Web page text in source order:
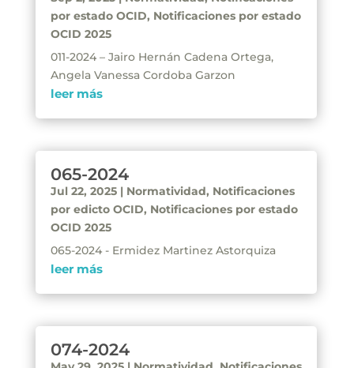
por estado OCID, Notificaciones por estado
OCID 2025
011-2024 – Jairo Hernán Cadena Ortega,
Angela Vanessa Cordoba Garzon
leer más
065-2024
Jul 22, 2025| Normatividad, Notificaciones
por edicto OCID, Notificaciones por estado
OCID 2025
065-2024 - Ermidez Martinez Astorquiza
leer más
074-2024